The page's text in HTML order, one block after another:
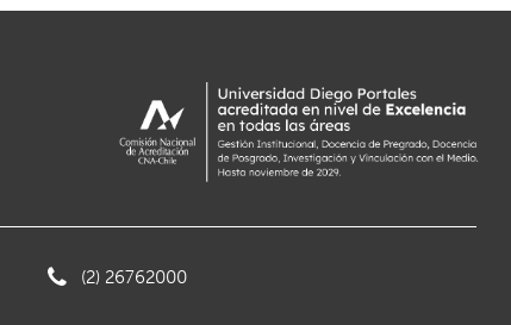
(2) 26762000